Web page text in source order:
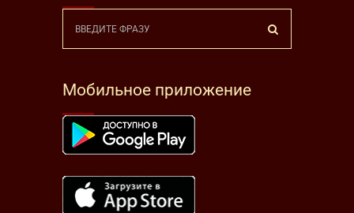
Мобильное приложение